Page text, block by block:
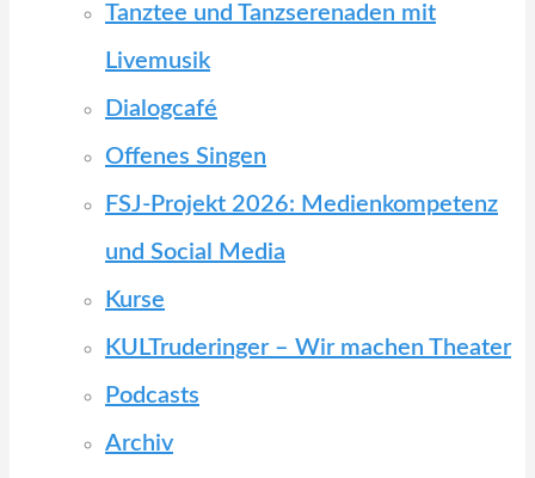
Tanztee und Tanzserenaden mit
Livemusik
Dialogcafé
Offenes Singen
FSJ-Projekt 2026: Medienkompetenz
und Social Media
Kurse
KULTruderinger – Wir machen Theater
Podcasts
Archiv